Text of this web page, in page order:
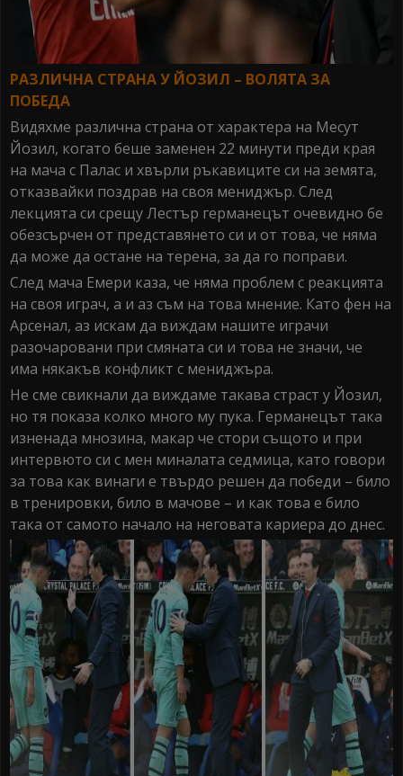
РАЗЛИЧНА СТРАНА У ЙОЗИЛ – ВОЛЯТА ЗА
ПОБЕДА
Видяхме различна страна от характера на Месут
Йозил, когато беше заменен 22 минути преди края
на мача с Палас и хвърли ръкавиците си на земята,
отказвайки поздрав на своя мениджър. След
лекцията си срещу Лестър германецът очевидно бе
обезсърчен от представянето си и от това, че няма
да може да остане на терена, за да го поправи.
След мача Емери каза, че няма проблем с реакцията
на своя играч, а и аз съм на това мнение. Като фен на
Арсенал, аз искам да виждам нашите играчи
разочаровани при смяната си и това не значи, че
има някакъв конфликт с мениджъра.
Не сме свикнали да виждаме такава страст у Йозил,
но тя показа колко много му пука. Германецът така
изненада мнозина, макар че стори същото и при
интервюто си с мен миналата седмица, като говори
за това как винаги е твърдо решен да победи – било
в тренировки, било в мачове – и как това е било
така от самото начало на неговата кариера до днес.